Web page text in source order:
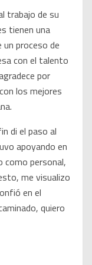
trabajo de su
tienen una
un proceso de
con el talento
por
los mejores
di el paso al
apoyando en
como personal,
me visualizo
en el
quiero